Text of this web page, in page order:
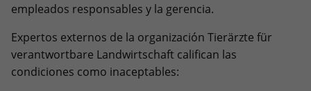
empleados responsables y la gerencia.
Expertos externos de la organización Tierärzte für
verantwortbare Landwirtschaft califican las
condiciones como inaceptables: